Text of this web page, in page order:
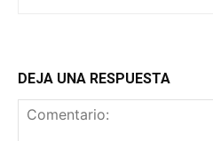
DEJA UNA RESPUESTA